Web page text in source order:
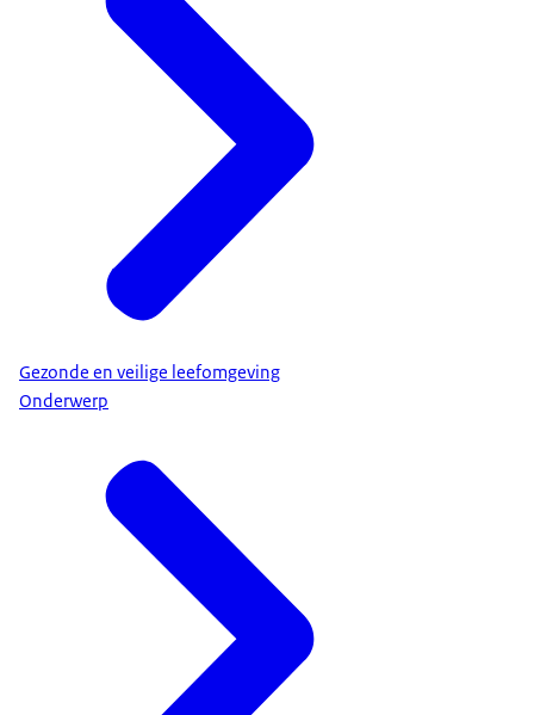
Gezonde en veilige leefomgeving
Onderwerp